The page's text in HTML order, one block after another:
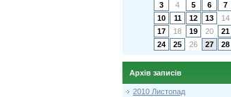
3
4 5 6 7
10
11 12 13 14
17
18 19 20 21
24
25 26 27 28
Архів записів
2010 Листопад